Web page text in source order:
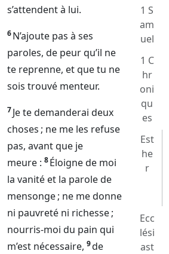
s’attendent à lui.
6N’ajoute pas à ses
paroles, de peur qu’il ne
te reprenne, et que tu ne
sois trouvé menteur.
7Je te demanderai deux
choses ; ne me les refuse
pas, avant que je
meure : 8Éloigne de moi
la vanité et la parole de
mensonge ; ne me donne
ni pauvreté ni richesse ;
nourris-moi du pain qui
m’est nécessaire, 9de
1 S
am
uel
1 C
hr
oni
qu
es
Est
he
r
Ecc
lési
ast